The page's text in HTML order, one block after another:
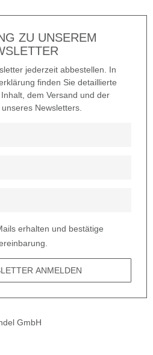
ZU UNSEREM
jederzeit abbestellen. In
finden Sie detaillierte
dem Versand und der
Newsletters.
erhalten und bestätige
ANMELDEN
GmbH